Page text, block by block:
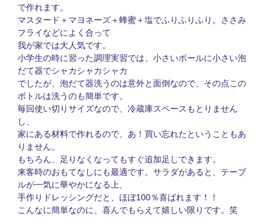
で作れます。
マスタード＋マヨネーズ＋蜂蜜＋塩でふりふりふり。ささみ
フライなどによく合って
我が家では大人気です。
小学生の時に習った調理実習では、小さいボールに小さい泡
だて器でシャカシャカシャカ
でしたが、泡だて器洗うのは意外と面倒なので、その点この
ボトルは洗うのも簡単です。
毎回使い切りサイズなので、冷蔵庫スペースもとりません
し、
家にある材料で作れるので、あ！買い忘れたということもあ
りません。
もちろん、足りなくなってもすぐ追加足しできます。
来客時のおもてなしにも最適です。サラダがあると、テーブ
ルが一気に華やかになる上、
手作りドレッシングだと、ほぼ100％喜ばれます！！
こんなに簡単なのに、喜んでもらえて嬉しい限りです。笑